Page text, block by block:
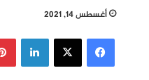
أغسطس 14, 2021
فيسبوك ‫X لينكدإن